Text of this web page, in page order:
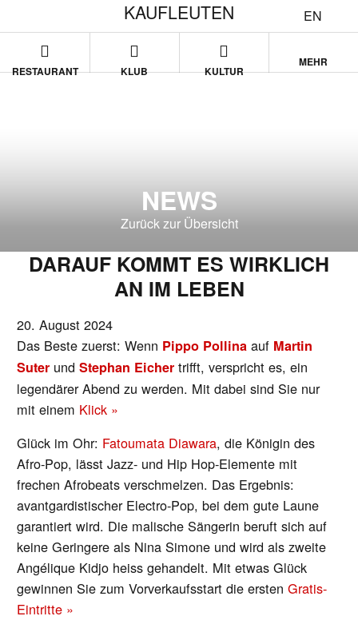
EN
KAUFLEUTEN
RESTAURANT KLUB KULTUR
MEHR
NEWS
Zurück zur Übersicht
DARAUF KOMMT ES WIRKLICH
AN IM LEBEN
20. August 2024
Das Beste zuerst: Wenn Pippo Pollina auf Martin
Suter undStephan Eicher trifft, verspricht es, ein
legendärer Abend zu werden. Mit dabei sind Sie nur
mit einem Klick »
Glück im Ohr: Fatoumata Diawara, die Königin des
Afro-Pop, lässt Jazz- und Hip Hop-Elemente mit
frechen Afrobeats verschmelzen. Das Ergebnis:
avantgardistischer Electro-Pop, bei dem gute Laune
garantiert wird. Die malische Sängerin beruft sich auf
keine Geringere als Nina Simone und wird als zweite
Angélique Kidjo heiss gehandelt. Mit etwas Glück
gewinnen Sie zum Vorverkaufsstart die erstenGratis-
Eintritte »